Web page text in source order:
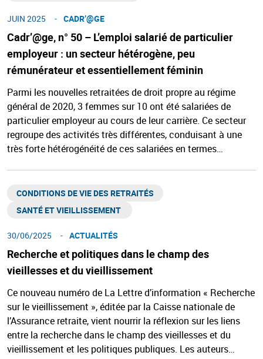
Cadr’@ge, n° 50 – L’emploi salarié de particulier
employeur : un secteur hétérogène, peu
rémunérateur et essentiellement féminin
JUIN 2025 CADR’@GE​
Parmi les nouvelles retraitées de droit propre au régime
général de 2020, 3 femmes sur 10 ont été salariées de
particulier employeur au cours de leur carrière. Ce secteur
regroupe des activités très différentes, conduisant à une
très forte hétérogénéité de ces salariées en termes…
Recherche et politiques dans le champ des
vieillesses et du vieillissement
CONDITIONS DE VIE DES RETRAITÉS
SANTÉ ET VIEILLISSEMENT ​
30/06/2025 ACTUALITÉS
Ce nouveau numéro de La Lettre d’information « Recherche
sur le vieillissement », éditée par la Caisse nationale de
l’Assurance retraite, vient nourrir la réflexion sur les liens
entre la recherche dans le champ des vieillesses et du
vieillissement et les politiques publiques. Les auteurs…